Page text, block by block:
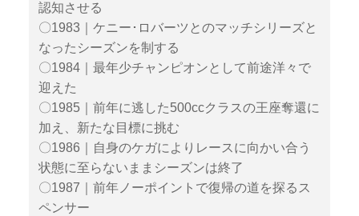
認知させる
〇1983｜ケニー･ロバーツとのマッチシリーズと
なったシーズンを制する
〇1984｜最年少チャンピオンとして前途洋々で
迎えた
〇1985｜前年に逃した500ccクラスの王座奪還に
加え、新たな目標に挑む
〇1986｜自身のケガによりレースに向かい合う
状態に至らないままシーズンは終了
〇1987｜前年ノーポイントで復帰の道を探るス
ペンサー